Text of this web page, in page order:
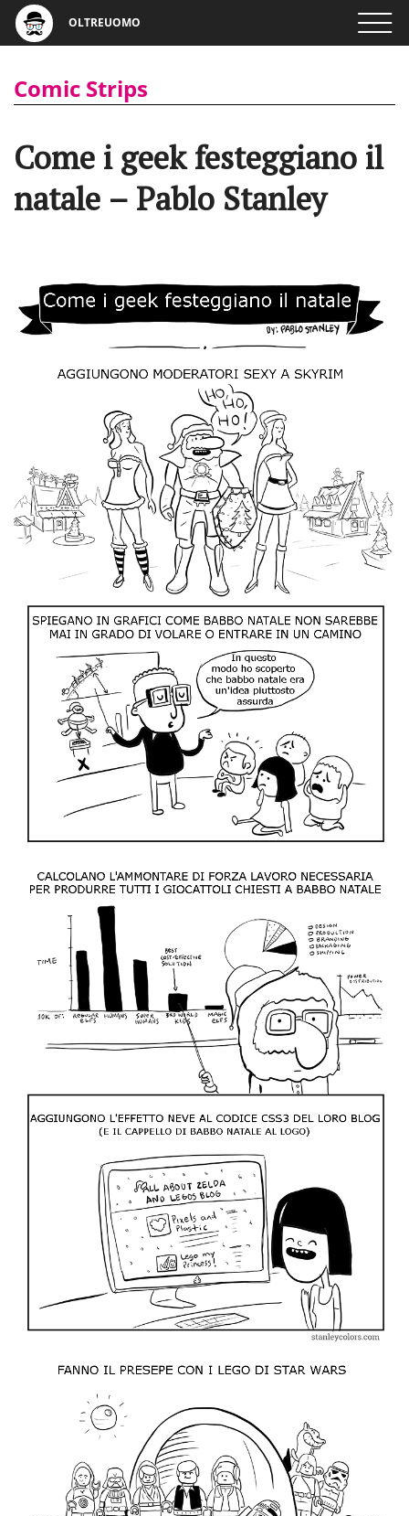
OLTREUOMO
Comic Strips
Come i geek festeggiano il
natale – Pablo Stanley